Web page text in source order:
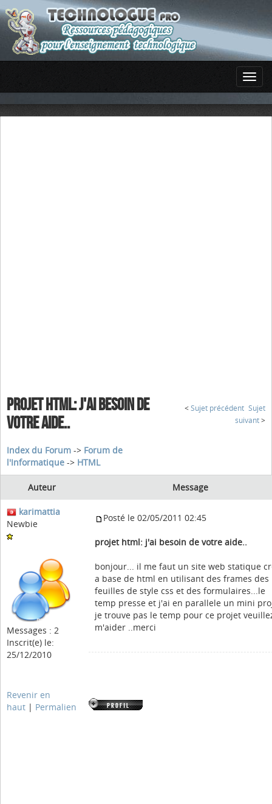
PROJET HTML: J'AI BESOIN DE
VOTRE AIDE..
< Sujet précédent Sujet
suivant >
Index du Forum -> Forum de
l'Informatique -> HTML
Auteur Message
karimattia
Newbie
Messages : 2
Inscrit(e) le:
25/12/2010
Posté le 02/05/2011 02:45
projet html: j'ai besoin de votre aide..
bonjour... il me faut un site web statique
a base de html en utilisant des frames des
feuilles de style css et des formulaires...le
temp presse et j'ai en parallele un mini
je trouve pas le temp pour ce projet
m'aider ..merci
Revenir en
haut | Permalien